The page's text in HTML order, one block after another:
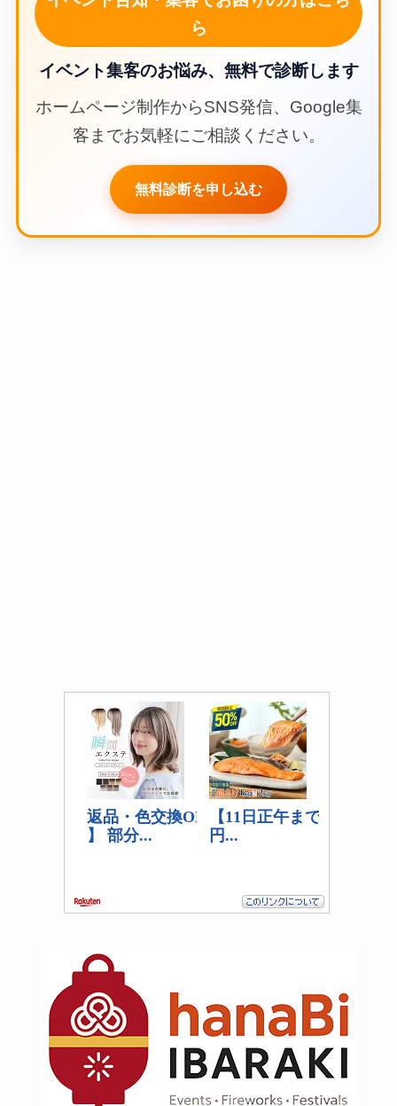
ら
イベント集客のお悩み、無料で診断します
ホームページ制作からSNS発信、Google集
客までお気軽にご相談ください。
無料診断を申し込む